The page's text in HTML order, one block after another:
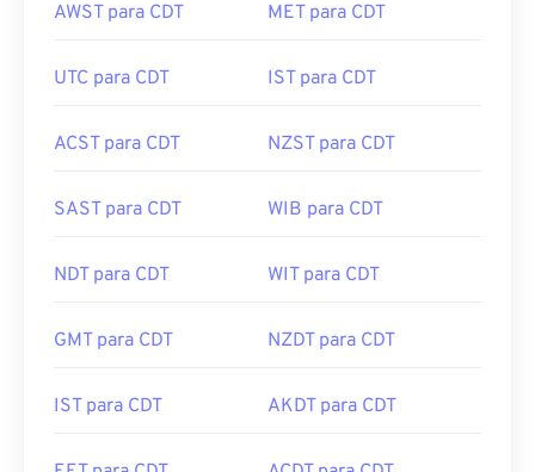
AWST para CDT MET para CDT
UTC para CDT IST para CDT
ACST para CDT NZST para CDT
SAST para CDT WIB para CDT
NDT para CDT WIT para CDT
GMT para CDT NZDT para CDT
IST para CDT AKDT para CDT